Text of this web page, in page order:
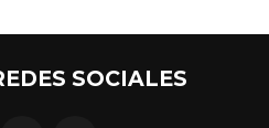
SOCIALES